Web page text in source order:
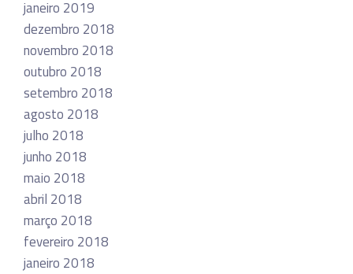
janeiro 2019
dezembro 2018
novembro 2018
outubro 2018
setembro 2018
agosto 2018
julho 2018
junho 2018
maio 2018
abril 2018
março 2018
fevereiro 2018
janeiro 2018